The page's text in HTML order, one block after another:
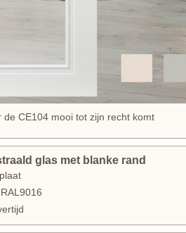
CE104 mooi tot zijn recht komt
glas met blanke rand